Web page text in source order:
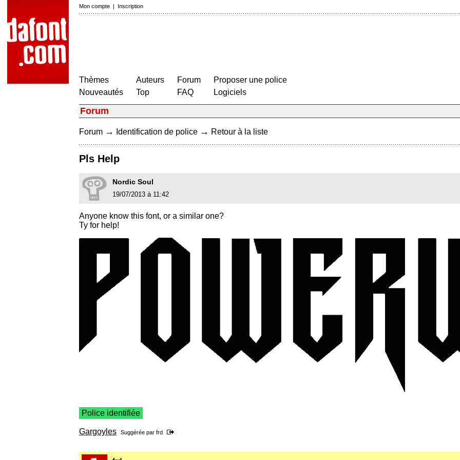
Mon compte | Inscription
Thèmes
Nouveautés
Auteurs
Top
Forum
FAQ
Proposer une police
Logiciels
Forum
Forum → Identification de police → Retour à la liste
Pls Help
Nordic Soul
19/07/2013 à 11:42
Anyone know this font, or a similar one?
Ty for help!
Police identifiée
Gargoyles Suggérée par frd